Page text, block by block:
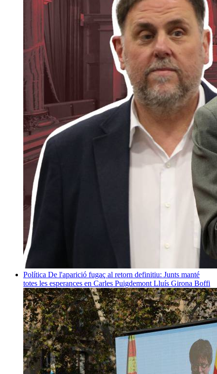
Política De l'aparició fugaç al retorn definitiu: Junts manté
totes les esperances en Carles Puigdemont Lluís Girona Boffi